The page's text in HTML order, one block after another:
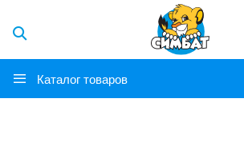
Каталог товаров